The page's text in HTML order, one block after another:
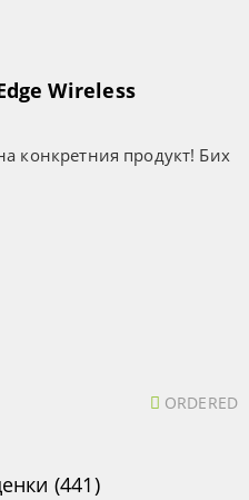
Wireless
конкретния продукт! Бих
ORDERED
(441)